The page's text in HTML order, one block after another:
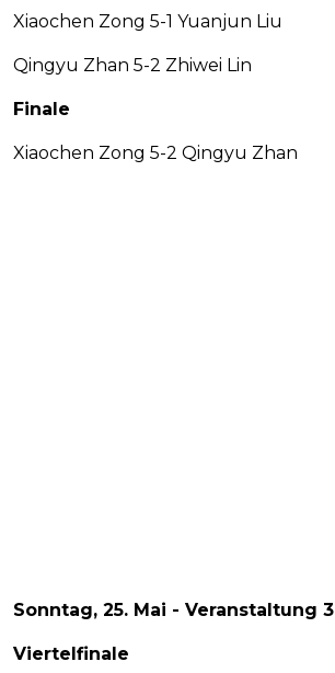
Xiaochen Zong 5-1 Yuanjun Liu
Qingyu Zhan 5-2 Zhiwei Lin
Finale
Xiaochen Zong 5-2 Qingyu Zhan
Sonntag, 25. Mai - Veranstaltung 3
Viertelfinale